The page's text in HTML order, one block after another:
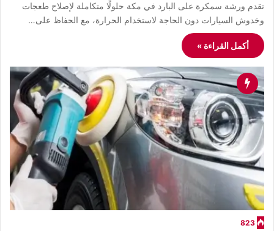
تقدم ورشة سمكرة على البارد في مكة حلولًا متكاملة لإصلاح طعجات
وخدوش السيارات دون الحاجة لاستخدام الحرارة، مع الحفاظ على…
أكمل القراءة »
823